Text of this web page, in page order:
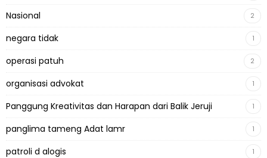
Nasional 2
negara tidak 1
operasi patuh 2
organisasi advokat 1
Panggung Kreativitas dan Harapan dari Balik Jeruji 1
panglima tameng Adat lamr 1
patroli d alogis 1